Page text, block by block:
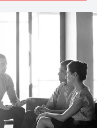
en ligne, à tout